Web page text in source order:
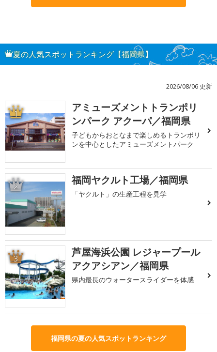
夏の人気スポットランキング【福岡県】
2026/08/06 更新
1
アミューズメントトランポリ
ンパーク アクーパ／福岡県
子どもからおとなまで楽しめるトランポリ
ンを中心としたアミューズメントパーク
2 福岡ヤクルト工場／福岡県
「ヤクルト」の生産工程を見学
3
芦屋海浜公園 レジャープール
アクアシアン／福岡県
県内最長のウォータースライダーを体感
福岡県の夏の人気スポットランキング